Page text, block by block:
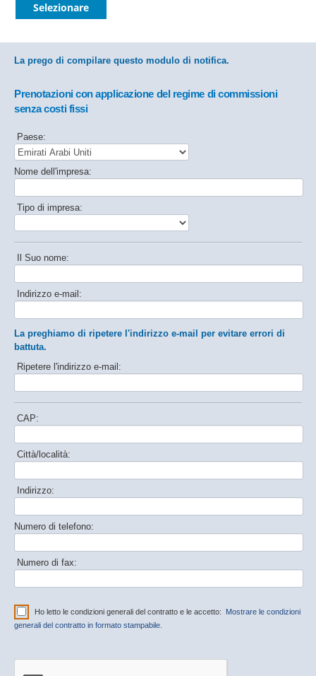
Selezionare
La prego di compilare questo modulo di notifica.
Prenotazioni con applicazione del regime di commissioni
senza costi fissi
Paese:
Nome dell'impresa:
Tipo di impresa:
Il Suo nome:
Indirizzo e-mail:
La preghiamo di ripetere l'indirizzo e-mail per evitare errori di
battuta.
Ripetere l'indirizzo e-mail:
CAP:
Città/località:
Indirizzo:
Numero di telefono:
Numero di fax:
Ho letto le condizioni generali del contratto e le accetto: Mostrare le condizioni
generali del contratto in formato stampabile.